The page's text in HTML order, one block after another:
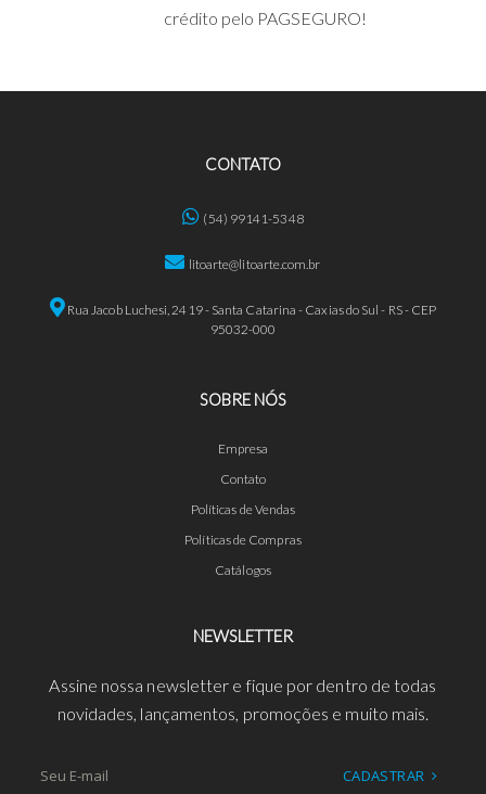
crédito pelo PAGSEGURO!
CONTATO
(54) 99141-5348
litoarte@litoarte.com.br
Rua Jacob Luchesi, 2419 - Santa Catarina - Caxias do Sul - RS - CEP
95032-000
SOBRE NÓS
Empresa
Contato
Políticas de Vendas
Políticas de Compras
Catálogos
NEWSLETTER
Assine nossa newsletter e fique por dentro de todas
novidades, lançamentos, promoções e muito mais.
CADASTRAR